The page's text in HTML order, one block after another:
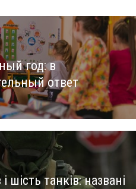
год: в
ответ
танків: названі